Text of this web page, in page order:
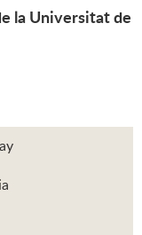
la Universitat de